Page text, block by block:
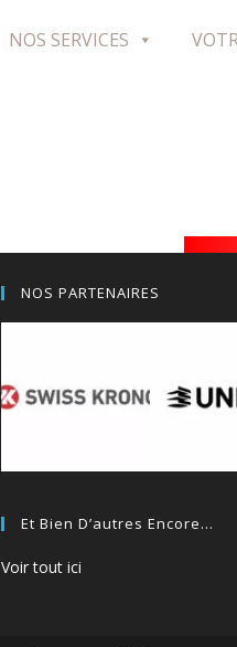
NOS SERVICES
NOS PARTENAIRES
Et Bien D’autres Encore…
Voir tout ici